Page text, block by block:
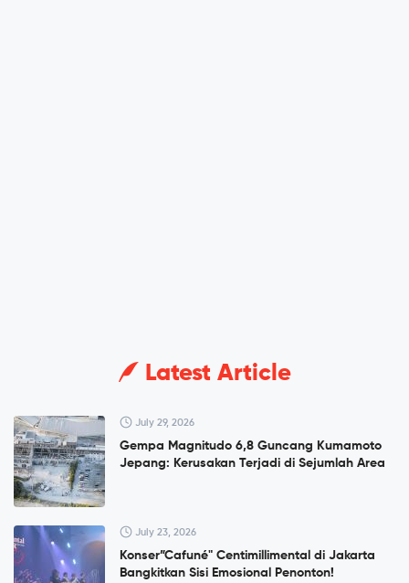
Latest Article
July 29, 2026
Gempa Magnitudo 6,8 Guncang Kumamoto
Jepang: Kerusakan Terjadi di Sejumlah Area
July 23, 2026
Konser”Cafuné" Centimillimental di Jakarta
Bangkitkan Sisi Emosional Penonton!